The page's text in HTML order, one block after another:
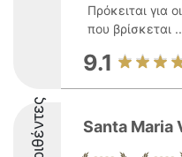
Πρόκειται για
που βρίσκεται
9.1
Santa Maria